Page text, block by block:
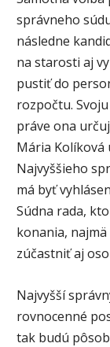
správneho
následne
na starosti aj
pustiť do
rozpočtu.
práve ona
Mária Kolíková
Najvyššieho
má byť
Súdna rada,
konania,
zúčastniť aj
Najvyšší
rovnocenné
tak budú